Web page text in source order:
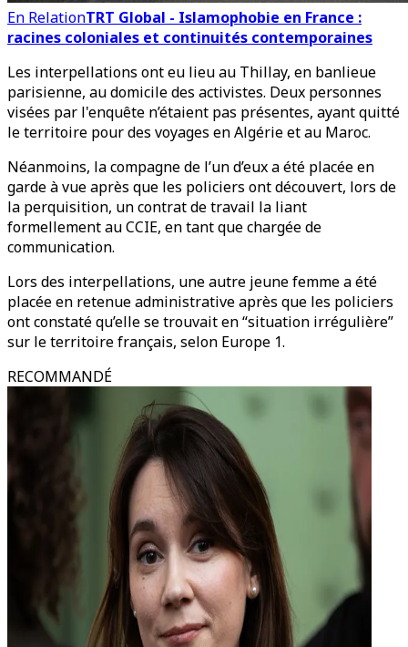
En RelationTRT Global - Islamophobie en France :
racines coloniales et continuités contemporaines
Les interpellations ont eu lieu au Thillay, en banlieue
parisienne, au domicile des activistes. Deux personnes
visées par l'enquête n’étaient pas présentes, ayant quitté
le territoire pour des voyages en Algérie et au Maroc.
Néanmoins, la compagne de l’un d’eux a été placée en
garde à vue après que les policiers ont découvert, lors de
la perquisition, un contrat de travail la liant
formellement au CCIE, en tant que chargée de
communication.
Lors des interpellations, une autre jeune femme a été
placée en retenue administrative après que les policiers
ont constaté qu’elle se trouvait en “situation irrégulière”
sur le territoire français, selon Europe 1.
RECOMMANDÉ